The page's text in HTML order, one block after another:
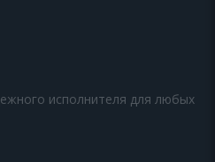
исполнителя для любых